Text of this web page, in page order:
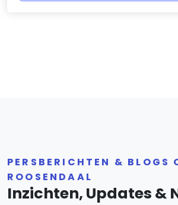
PERSBERICHTEN & BLOGS
ROOSENDAAL
Inzichten, Updates &